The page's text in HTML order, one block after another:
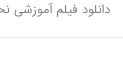
دانلود فیلم آموزشی